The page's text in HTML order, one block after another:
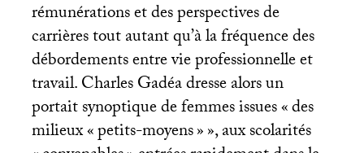
rémunérations et des perspectives de
carrières tout autant qu’à la fréquence des
débordements entre vie professionnelle et
travail. Charles Gadéa dresse alors un
portait synoptique de femmes issues «des
milieux «petits-moyens»», aux scolarités